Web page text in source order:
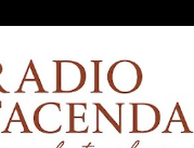
Ir al contenido principal